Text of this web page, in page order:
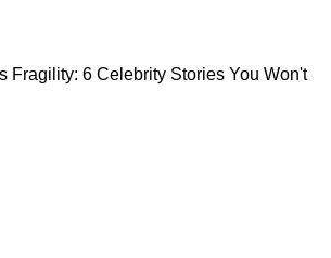
এড়িয়ে গেলেন চিনাদের